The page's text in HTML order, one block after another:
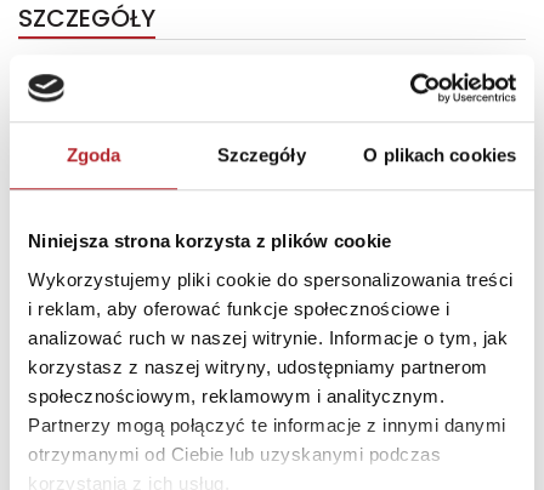
Zgoda Szczegóły O plikach cookies
Niniejsza strona korzysta z plików cookie
Wykorzystujemy pliki cookie do spersonalizowania treści
i reklam, aby oferować funkcje społecznościowe i
analizować ruch w naszej witrynie. Informacje o tym, jak
korzystasz z naszej witryny, udostępniamy partnerom
społecznościowym, reklamowym i analitycznym.
Partnerzy mogą połączyć te informacje z innymi danymi
otrzymanymi od Ciebie lub uzyskanymi podczas
korzystania z ich usług.
SZCZEGÓŁY
Producent
Kod EAN
4983164191448
Sprzedaż od
2023-09-12
Format
180x120x90 mm
Zwrot towaru
Brak prawa zwrotu
DANE OSOBY ODPOWIEDZIALNEJ
Nazwa
SUPERBUZZ SPÓŁKA Z
OGRANICZONĄ